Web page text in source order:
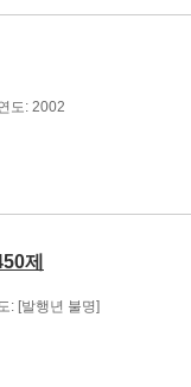
도: 2002
제
: [발행년 불명]